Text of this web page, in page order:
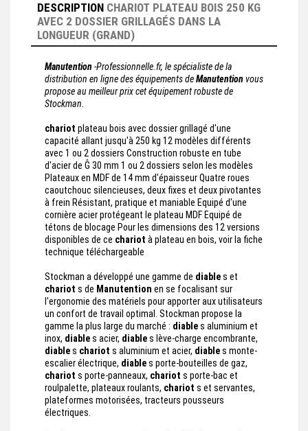
DESCRIPTION CHARIOT PLATEAU BOIS 250 KG
AVEC 2 DOSSIER GRILLAGÉS DANS LA
LONGUEUR (GRAND)
Manutention-Professionnelle.fr, le spécialiste de la
distribution en ligne des équipements deManutentionvous
propose au meilleur prix cet équipement robuste de
Stockman.
chariot plateau bois avec dossier grillagé d'une
capacité allant jusqu'à 250 kg 12 modèles différents
avec 1 ou 2 dossiers Construction robuste en tube
d'acier de Ĝ 30 mm 1 ou 2 dossiers selon les modèles
Plateaux en MDF de 14 mm d'épaisseur Quatre roues
caoutchouc silencieuses, deux fixes et deux pivotantes
à frein Résistant, pratique et maniable Equipé d'une
cornière acier protégeant le plateau MDF Equipé de
tétons de blocage Pour les dimensions des 12 versions
disponibles de ce chariot à plateau en bois, voir la fiche
technique téléchargeable
Stockman a développé une gamme de diables et
chariot s de Manutention en se focalisant sur
l'ergonomie des matériels pour apporter aux utilisateurs
un confort de travail optimal. Stockman propose la
gamme la plus large du marché : diables aluminium et
inox, diables acier, diables lève-charge encombrante,
diables chariot s aluminium et acier, diables monte-
escalier électrique, diables porte-bouteilles de gaz,
chariot s porte-panneaux, chariot s porte-bac et
roulpalette, plateaux roulants, chariot s et servantes,
plateformes motorisées, tracteurs pousseurs
électriques.